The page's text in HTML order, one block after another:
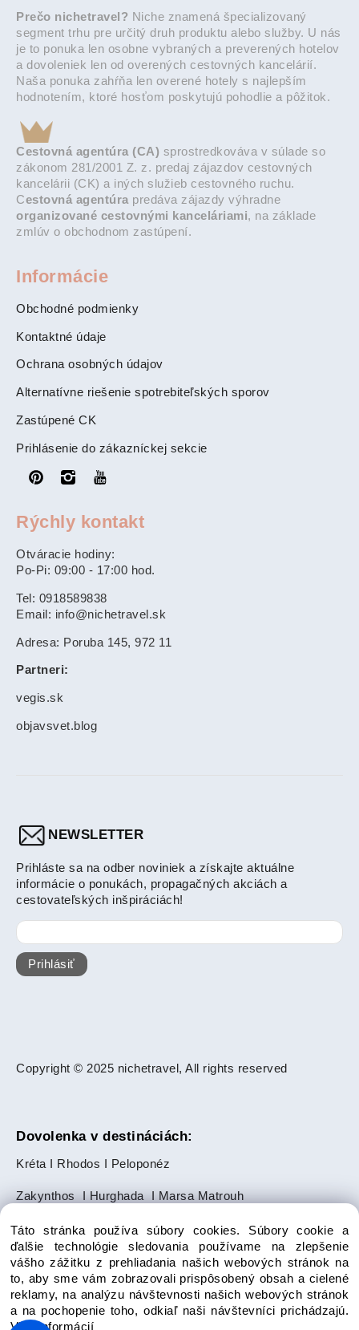
Prečo nichetravel? Niche znamená špecializovaný
segment trhu pre určitý druh produktu alebo služby. U nás
je to ponuka len osobne vybraných a preverených hotelov
a dovoleniek len od overených cestovných kancelárií.
Naša ponuka zahŕňa len overené hotely s najlepším
hodnotením, ktoré hosťom poskytujú pohodlie a pôžitok.
Cestovná agentúra (CA) sprostredkováva v súlade so
zákonom 281/2001 Z. z. predaj zájazdov cestovných
kancelárii (CK) a iných služieb cestovného ruchu.
Cestovná agentúra predáva zájazdy výhradne
organizované cestovnými kanceláriami, na základe
zmlúv o obchodnom zastúpení.
Informácie
Obchodné podmienky
Kontaktné údaje
Ochrana osobných údajov
Alternatívne riešenie spotrebiteľských sporov
Zastúpené CK
Prihlásenie do zákazníckej sekcie
Rýchly kontakt
Otváracie hodiny:
Po-Pi: 09:00 - 17:00 hod.
Tel: 0918589838
Email: info@nichetravel.sk
Adresa: Poruba 145, 972 11
Partneri:
vegis.sk
objavsvet.blog
NEWSLETTER
Prihláste sa na odber noviniek a získajte aktuálne
informácie o ponukách, propagačných akciách a
cestovateľských inšpiráciách!
Prihlásiť
Copyright © 2025 nichetravel, All rights reserved
Dovolenka v destináciách:
Kréta Rhodos Peloponéz
Zakynthos Hurghada Marsa Matrouh
Slnečné pobrežieI Zlaté Piesky
Makarská riviéra Ayia Napa IPaphos
SalalahIPunta Cana
BodrumISideIAlanyaIAvsallar
Táto stránka používa súbory cookies. Súbory cookie a
ďalšie technológie sledovania používame na zlepšenie
vášho zážitku z prehliadania našich webových stránok na
to, aby sme vám zobrazovali prispôsobený obsah a cielené
reklamy, na analýzu návštevnosti našich webových stránok
a na pochopenie toho, odkiaľ naši návštevníci prichádzajú.
Viac informácií